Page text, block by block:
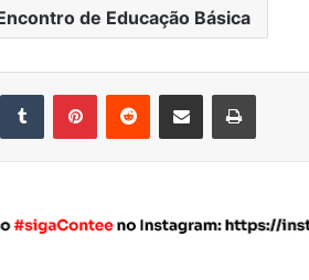
de Educação Básica